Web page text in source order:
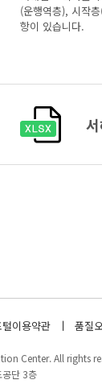
(운행역층), 시작
항이 있습니다.
이용약관 품질
Center. All rights
단 3층